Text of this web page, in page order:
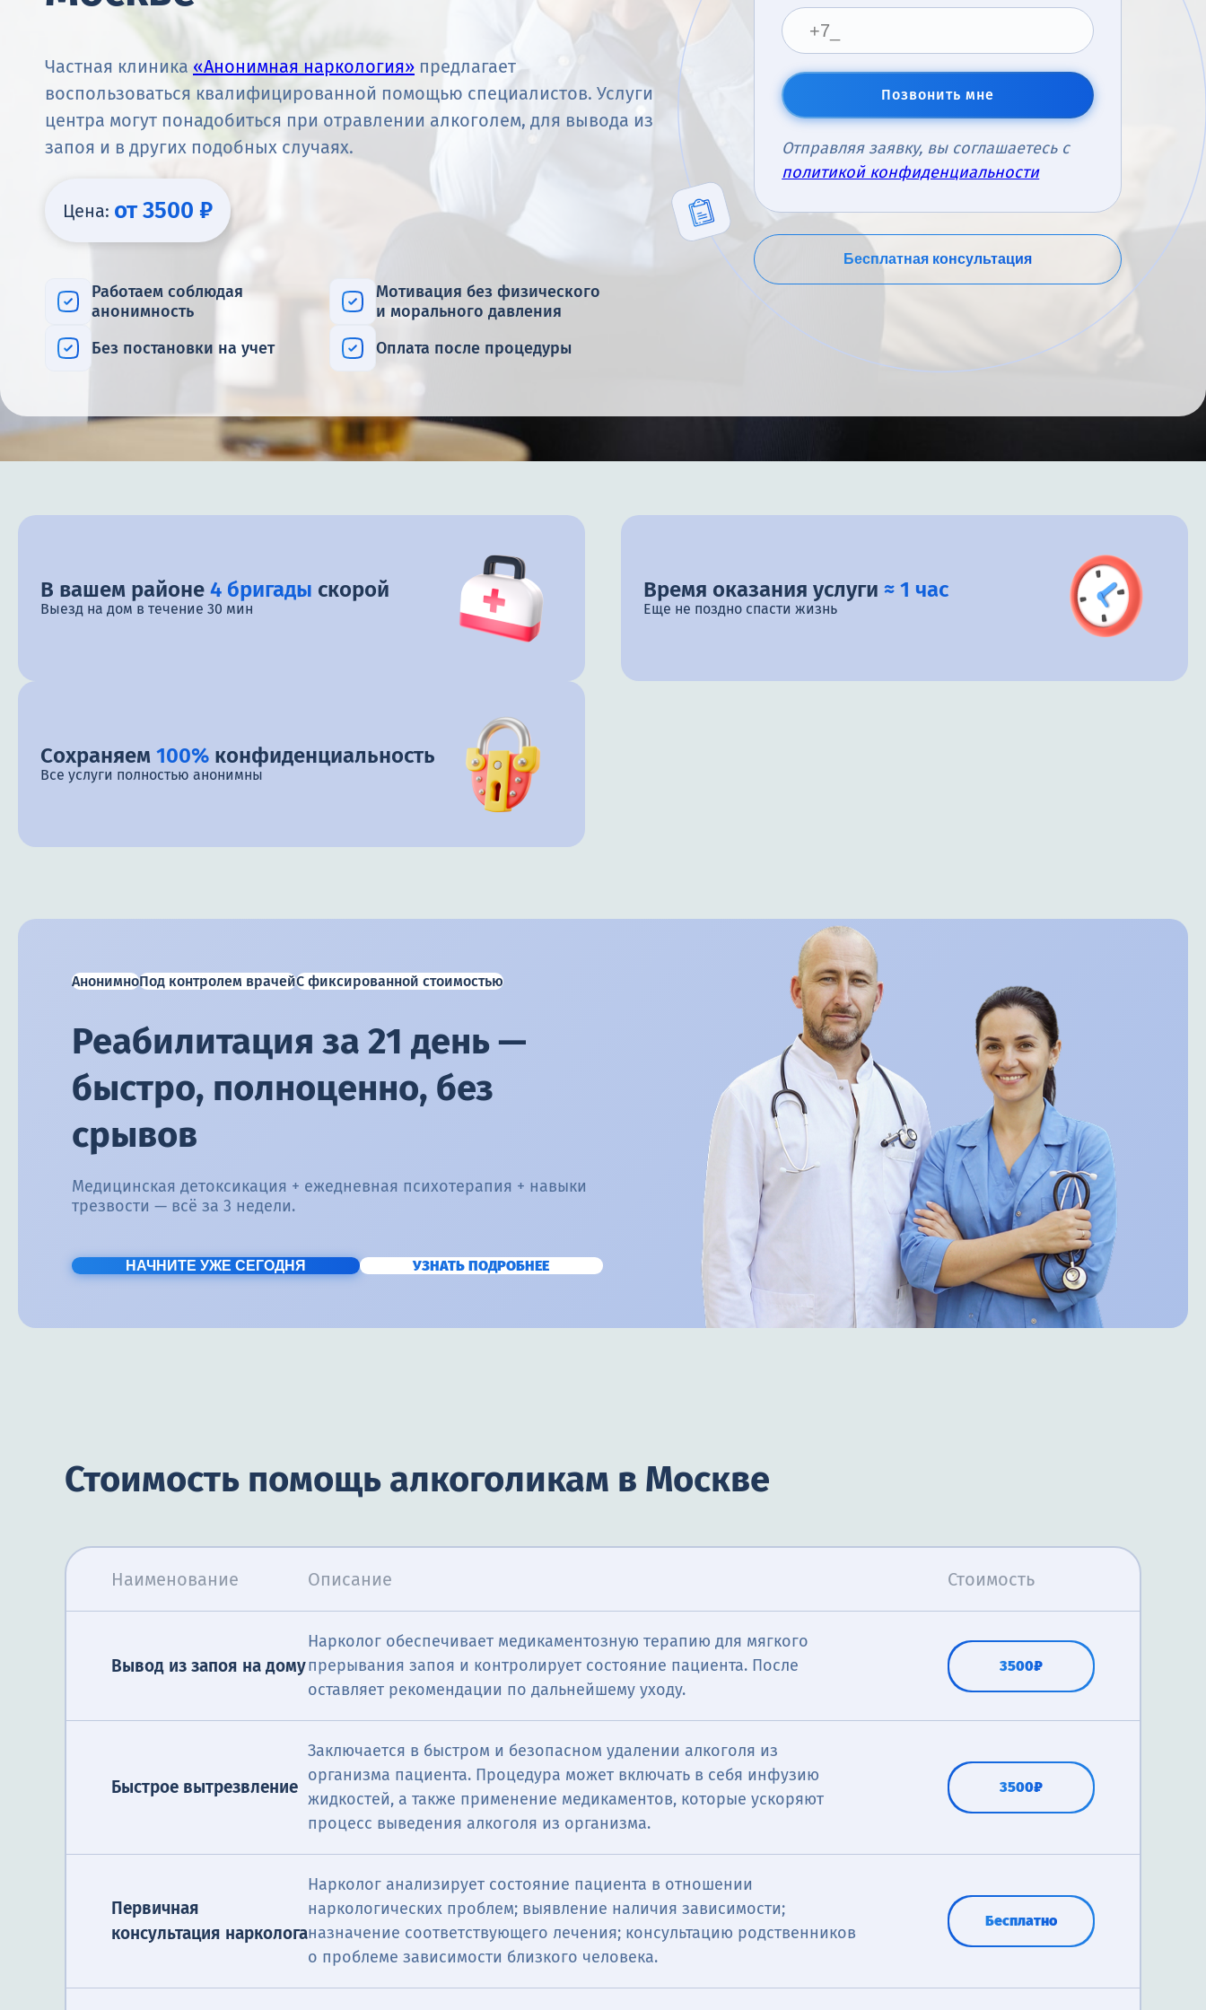
Частная клиника «Анонимная наркология» предлагает
воспользоваться квалифицированной помощью специалистов. Услуги
центра могут понадобиться при отравлении алкоголем, для вывода из
запоя и в других подобных случаях.
Цена: от 3500 ₽
Работаем соблюдая
анонимность
Мотивация без физического
и морального давления
Без постановки на учет
Оплата после процедуры
Позвонить мне
Отправляя заявку, вы соглашаетесь с
политикой конфиденциальности
Бесплатная консультация
В вашем районе 4 бригады скорой
Выезд на дом в течение 30 мин
Время оказания услуги ≈ 1 час
Еще не поздно спасти жизнь
Сохраняем 100% конфиденциальность
Все услуги полностью анонимны
АнонимноПод контролем врачейС фиксированной стоимостью
Реабилитация за 21 день —
быстро, полноценно, без
срывов
Медицинская детоксикация + ежедневная психотерапия + навыки
трезвости — всё за 3 недели.
НАЧНИТЕ УЖЕ СЕГОДНЯ УЗНАТЬ ПОДРОБНЕЕ
Стоимость помощь алкоголикам в Москве
Наименование Описание Стоимость
Вывод из запоя на дому
Нарколог обеспечивает медикаментозную терапию для мягкого
прерывания запоя и контролирует состояние пациента. После
оставляет рекомендации по дальнейшему уходу.
3500₽
Быстрое вытрезвление
Заключается в быстром и безопасном удалении алкоголя из
организма пациента. Процедура может включать в себя инфузию
жидкостей, а также применение медикаментов, которые ускоряют
процесс выведения алкоголя из организма.
3500₽
Первичная
консультация нарколога
Нарколог анализирует состояние пациента в отношении
наркологических проблем; выявление наличия зависимости;
назначение соответствующего лечения; консультацию родственников
о проблеме зависимости близкого человека.
Бесплатно